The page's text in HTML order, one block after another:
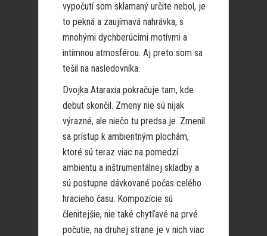
vypočutí som sklamaný určite nebol, je
to pekná a zaujímavá nahrávka, s
mnohými dychberúcimi motívmi a
intímnou atmosférou. Aj preto som sa
tešil na nasledovníka.
Dvojka Ataraxia pokračuje tam, kde
debut skončil. Zmeny nie sú nijak
výrazné, ale niečo tu predsa je. Zmenil
sa prístup k ambientným plochám,
ktoré sú teraz viac na pomedzí
ambientu a inštrumentálnej skladby a
sú postupne dávkované počas celého
hracieho času. Kompozície sú
členitejšie, nie také chytľavé na prvé
počutie, na druhej strane je v nich viac